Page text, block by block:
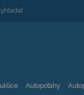
Autopoťahy